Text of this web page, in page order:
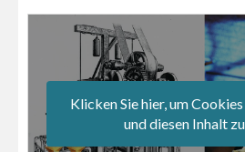
Klicken Sie hier, um
und diesen Inhalt